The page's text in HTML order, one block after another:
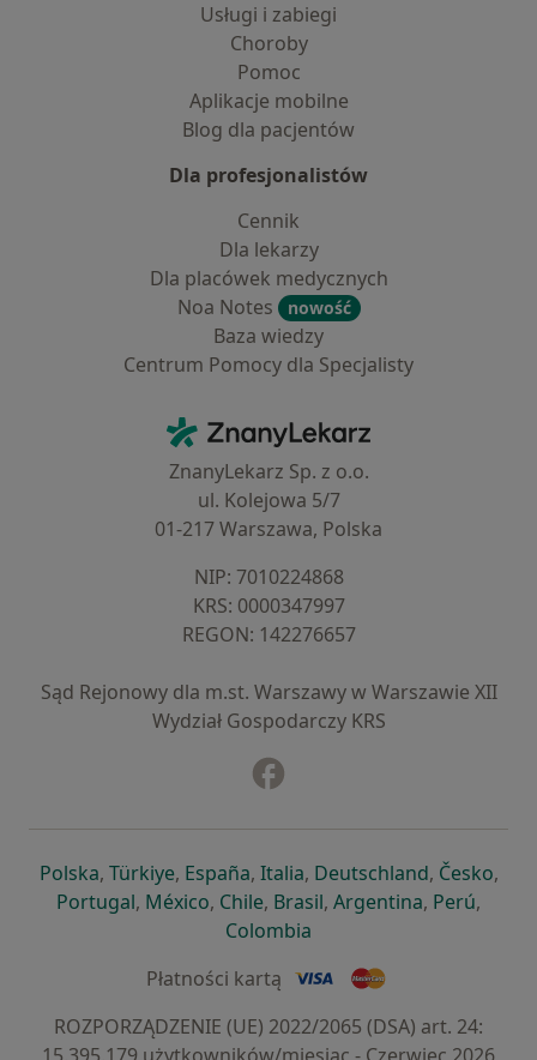
Usługi i zabiegi
Choroby
Pomoc
Aplikacje mobilne
Blog dla pacjentów
Dla profesjonalistów
Cennik
Dla lekarzy
Dla placówek medycznych
Noa Notes
nowość
Baza wiedzy
Centrum Pomocy dla Specjalisty
ZnanyLekarz - Strona główna
ZnanyLekarz Sp. z o.o.
ul. Kolejowa 5/7
01-217 Warszawa, Polska
NIP: ⁠7010224868
KRS: ⁠0000347997
REGON: ⁠142276657
Sąd Rejonowy dla m.st. Warszawy w Warszawie XII
Wydział Gospodarczy KRS
Polskaotwiera się w nowej karcie
, Türkiyeotwiera się w nowej karcie
, Españaotwiera się w nowej karcie
, Italiaotwiera się w nowej
, Deutschlandotwiera się
, Česko,
Portugalotwiera się w nowej karcie
, Méxicootwiera się w nowej karcie
, Chileotwiera się w nowej karcie
, Brasilotwiera się w nowej
, Argentinaotwiera się
, Perú,
Colombia
Płatności kartą
ROZPORZĄDZENIE (UE) 2022/2065 (DSA) art. 24: